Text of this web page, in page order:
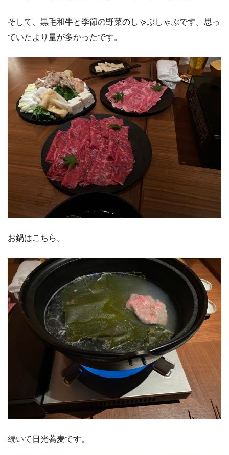
そして、黒毛和牛と季節の野菜のしゃぶしゃぶです。思っ
ていたより量が多かったです。
お鍋はこちら。
続いて日光蕎麦です。